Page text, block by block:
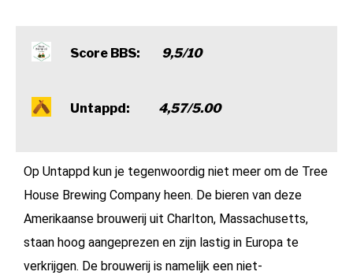
Score BBS: 9,5/10
Untappd: 4,57/5.00
Op Untappd kun je tegenwoordig niet meer om de Tree
House Brewing Company heen. De bieren van deze
Amerikaanse brouwerij uit Charlton, Massachusetts,
staan hoog aangeprezen en zijn lastig in Europa te
verkrijgen. De brouwerij is namelijk een niet-